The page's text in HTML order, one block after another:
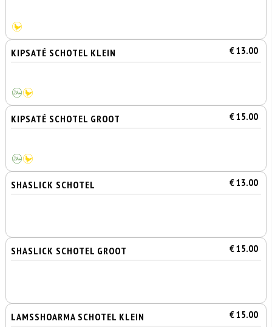
KIPSATÉ SCHOTEL KLEIN € 13.00
KIPSATÉ SCHOTEL GROOT € 15.00
SHASLICK SCHOTEL € 13.00
SHASLICK SCHOTEL GROOT € 15.00
LAMSSHOARMA SCHOTEL KLEIN € 15.00